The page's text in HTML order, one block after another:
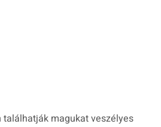
találhatják magukat veszélyes